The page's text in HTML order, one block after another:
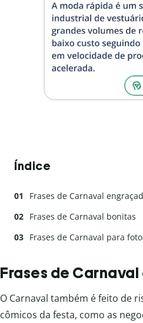
Índice
Frases de Carnaval
Frases de Carnaval bonitas
Frases de Carnaval para
Frases de
O Carnaval também é feito de
cômicos da festa, como as